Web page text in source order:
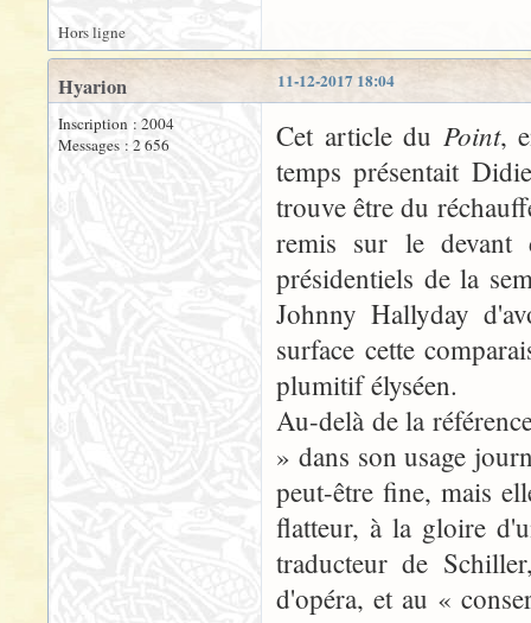
Hors ligne
11-12-2017 18:04
Hyarion
Inscription : 2004
Messages : 2 656
Cet article du Point,
temps présentait
trouve être du
remis sur le devant
présidentiels de la
Johnny Hallyday
surface cette
plumitif élyséen.
Au-delà de la
» dans son usage
peut-être fine, mais
flatteur, à la gloire
traducteur de
d'opéra, et au «